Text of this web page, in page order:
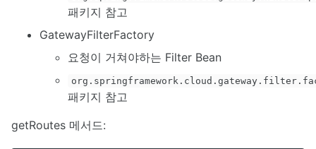
패키지 참고
GatewayFilterFactory
요청이 거쳐야하는 Filter Bean
패키지 참고
getRoutes 메서드: